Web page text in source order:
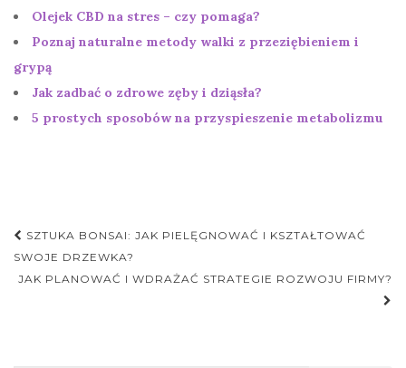
Olejek CBD na stres – czy pomaga?
Poznaj naturalne metody walki z przeziębieniem i
grypą
Jak zadbać o zdrowe zęby i dziąsła?
5 prostych sposobów na przyspieszenie metabolizmu
Nawigacja
postu
SZTUKA BONSAI: JAK PIELĘGNOWAĆ I KSZTAŁTOWAĆ
SWOJE DRZEWKA?
JAK PLANOWAĆ I WDRAŻAĆ STRATEGIE ROZWOJU FIRMY?